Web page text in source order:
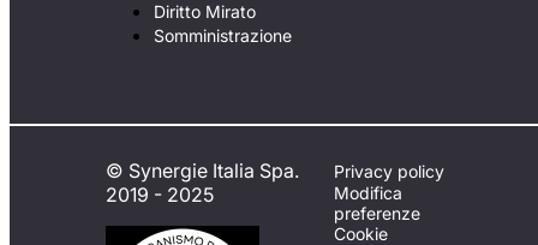
Diritto Mirato
Somministrazione
© Synergie Italia Spa.
2019 - 2025
Privacy policy
Modifica
preferenze
Cookie